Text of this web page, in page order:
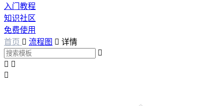
入门教程
知识社区
免费使用
首页  流程图  详情

 
